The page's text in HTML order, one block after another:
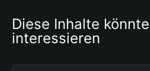
Diese Inhalte
interessieren